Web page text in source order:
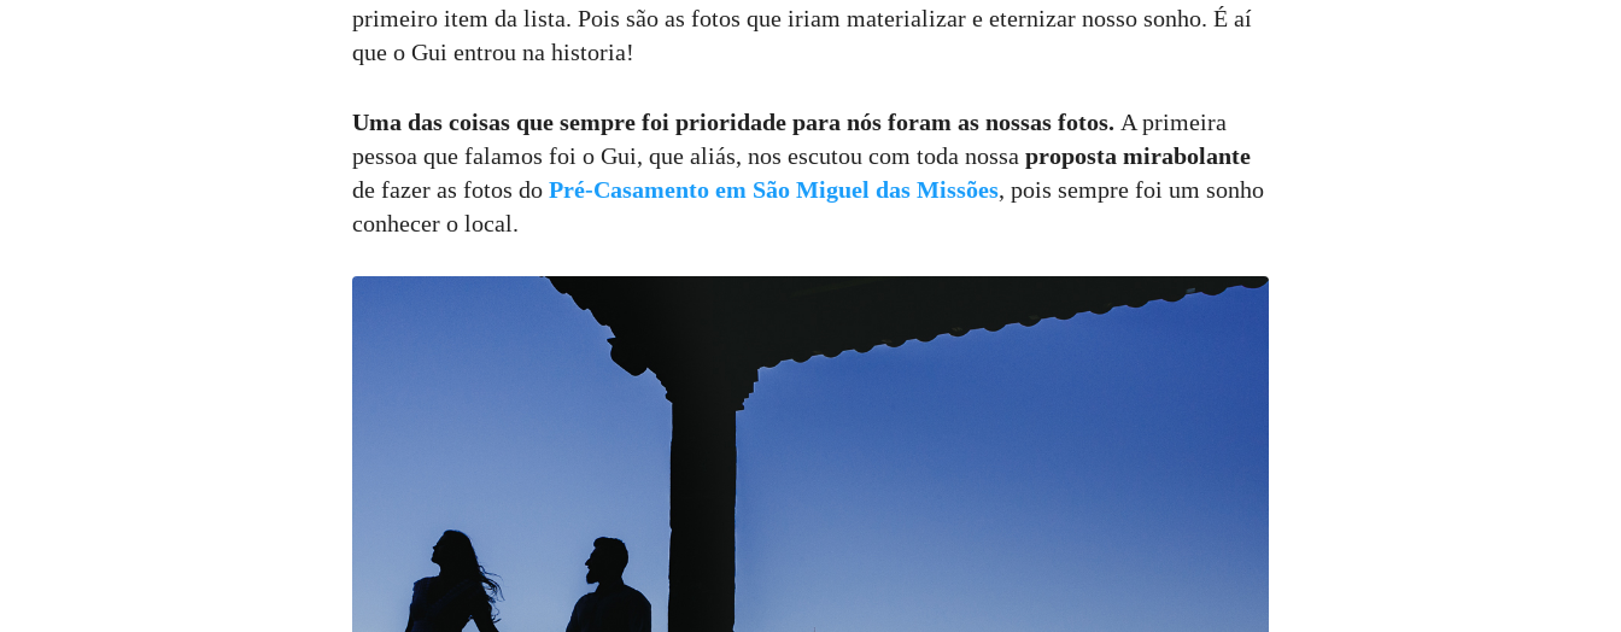
primeiro item da lista. Pois são as fotos que iriam materializar e eternizar nosso sonho. É aí
que o Gui entrou na historia!
Uma das coisas que sempre foi prioridade para nós foram as nossas fotos. A primeira
pessoa que falamos foi o Gui, que aliás, nos escutou com toda nossa proposta mirabolante
de fazer as fotos do Pré-Casamento em São Miguel das Missões, pois sempre foi um sonho
conhecer o local.